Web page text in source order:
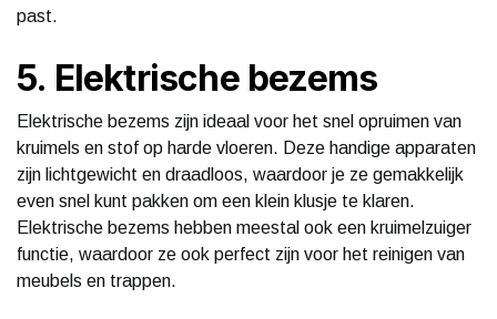
past.
5. Elektrische bezems
Elektrische bezems zijn ideaal voor het snel opruimen van
kruimels en stof op harde vloeren. Deze handige apparaten
zijn lichtgewicht en draadloos, waardoor je ze gemakkelijk
even snel kunt pakken om een klein klusje te klaren.
Elektrische bezems hebben meestal ook een kruimelzuiger
functie, waardoor ze ook perfect zijn voor het reinigen van
meubels en trappen.